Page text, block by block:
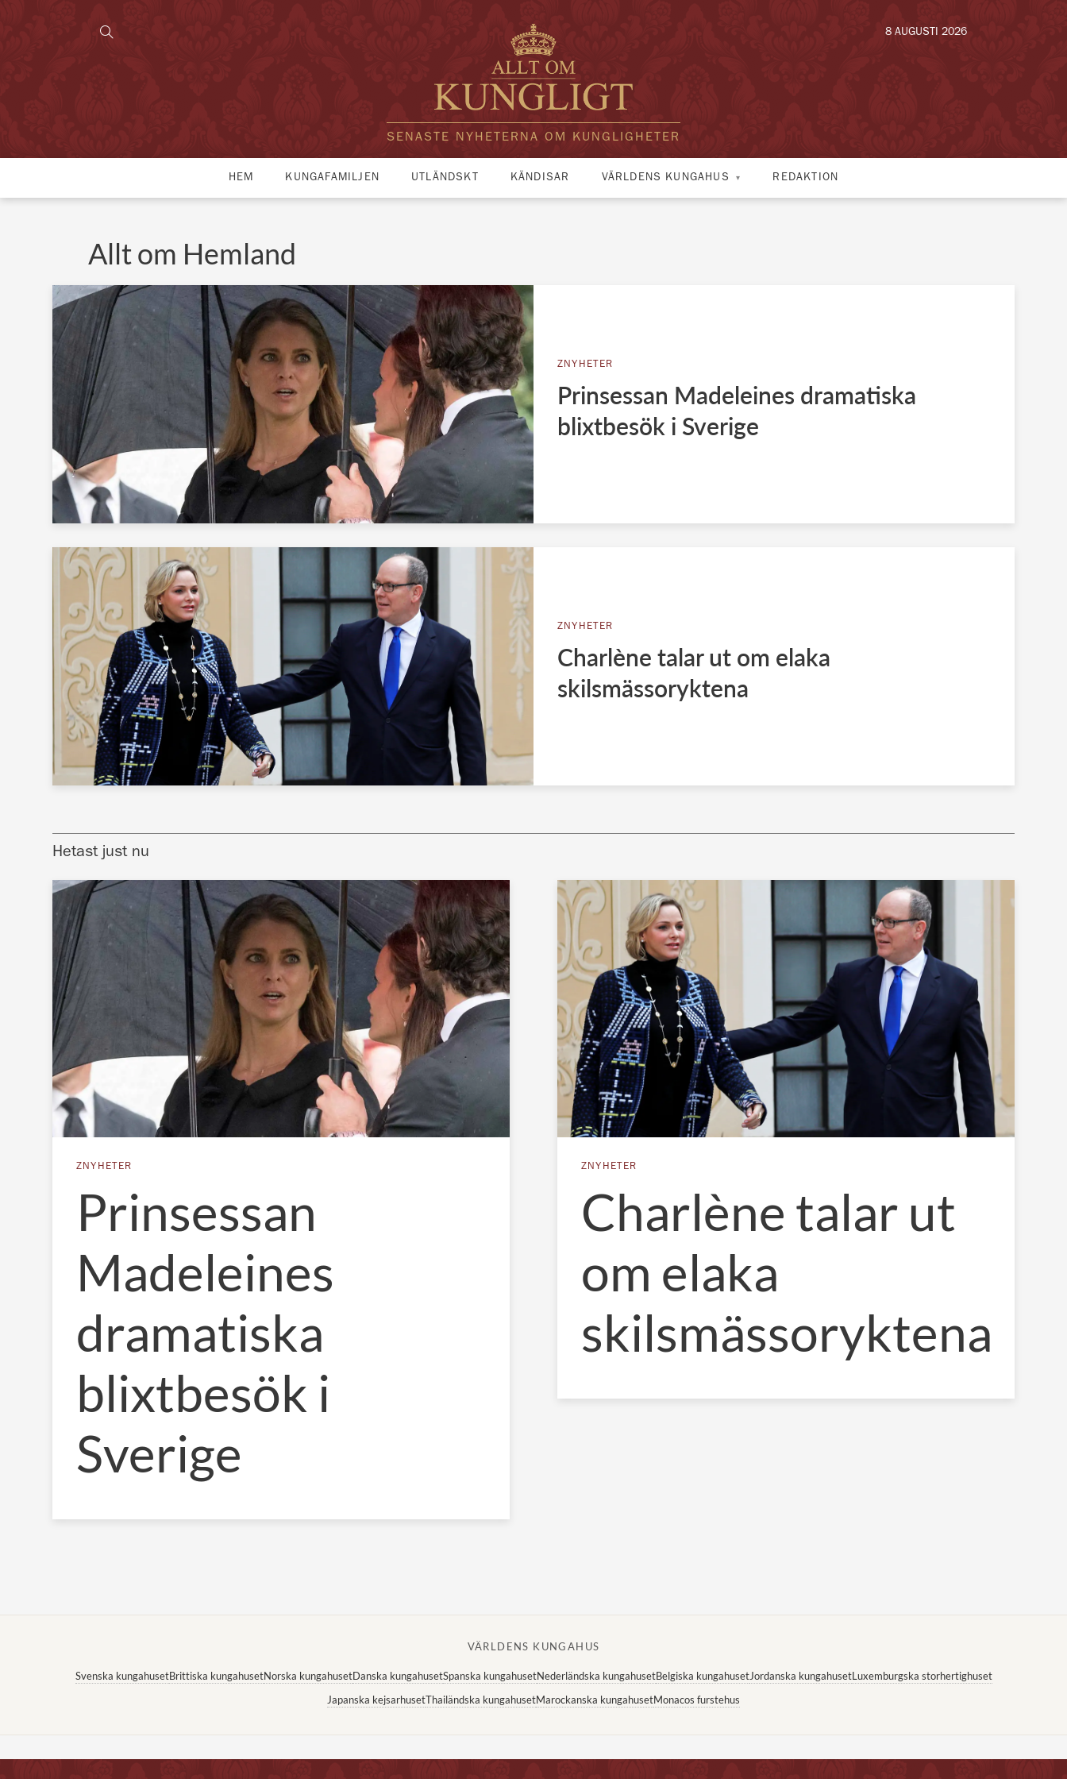
SENASTE NYHETERNA OM KUNGLIGHETER
8 AUGUSTI 2026
HEM KUNGAFAMILJEN UTLÄNDSKT KÄNDISAR VÄRLDENS KUNGAHUS REDAKTION
Allt om Hemland
ZNYHETER
Prinsessan Madeleines dramatiska
blixtbesök i Sverige
ZNYHETER
Charlène talar ut om elaka
skilsmässoryktena
Hetast just nu
ZNYHETER
Prinsessan
Madeleines
dramatiska
blixtbesök i
Sverige
ZNYHETER
Charlène talar ut
om elaka
skilsmässoryktena
VÄRLDENS KUNGAHUS
Svenska kungahusetBrittiska kungahusetNorska kungahusetDanska kungahusetSpanska kungahusetNederländska kungahusetBelgiska kungahusetJordanska kungahusetLuxemburgska storhertighuset
Japanska kejsarhusetThailändska kungahusetMarockanska kungahusetMonacos furstehus